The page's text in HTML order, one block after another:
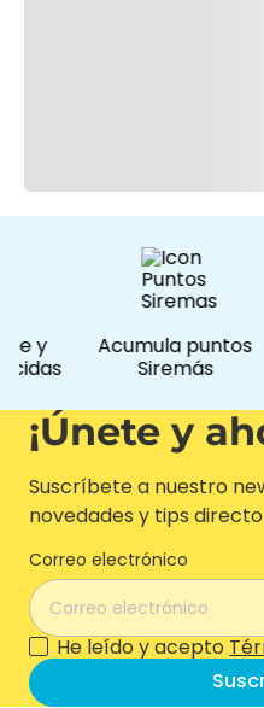
y
Acumula puntos
Siremás
¡Únete y
Suscríbete a nuestro
novedades y tips
Correo electrónico
He leído y acepto